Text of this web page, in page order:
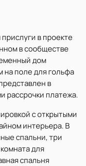
в проекте
в сообществе
дом
на поле для гольфа
в
рассрочки платежа.
с открытыми
интерьера. В
спальни, три
для
спальня